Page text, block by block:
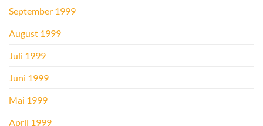
September 1999
August 1999
Juli 1999
Juni 1999
Mai 1999
April 1999